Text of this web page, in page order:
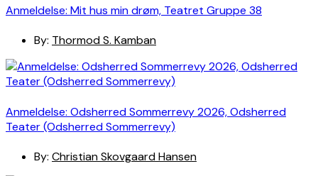
Anmeldelse: Mit hus min drøm, Teatret Gruppe 38
By: Thormod S. Kamban
Anmeldelse: Odsherred Sommerrevy 2026, Odsherred
Teater (Odsherred Sommerrevy)
By: Christian Skovgaard Hansen